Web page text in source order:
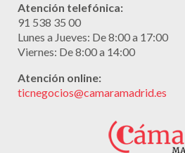
Atención telefónica:
91 538 35 00
Lunes a Jueves: De 8:00 a 17:00
Viernes: De 8:00 a 14:00
Atención online:
ticnegocios@camaramadrid.es